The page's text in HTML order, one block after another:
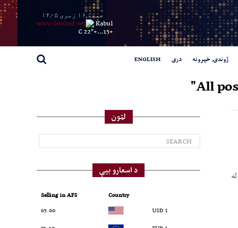
جمعه,۱۶ زمری ۱۴۰۵
Kabul
+
15...
+
22° C
ژوندۍ خپرونه دری ENGLISH
All
لټون
د اسعارو بیې
Country
Selling in AFS
1 USD
65.60